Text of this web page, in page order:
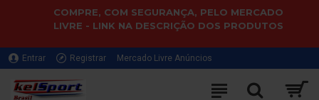
COMPRE, COM SEGURANÇA, PELO MERCADO
LIVRE - LINK NA DESCRIÇÃO DOS PRODUTOS
Entrar Registrar Mercado Livre Anúncios